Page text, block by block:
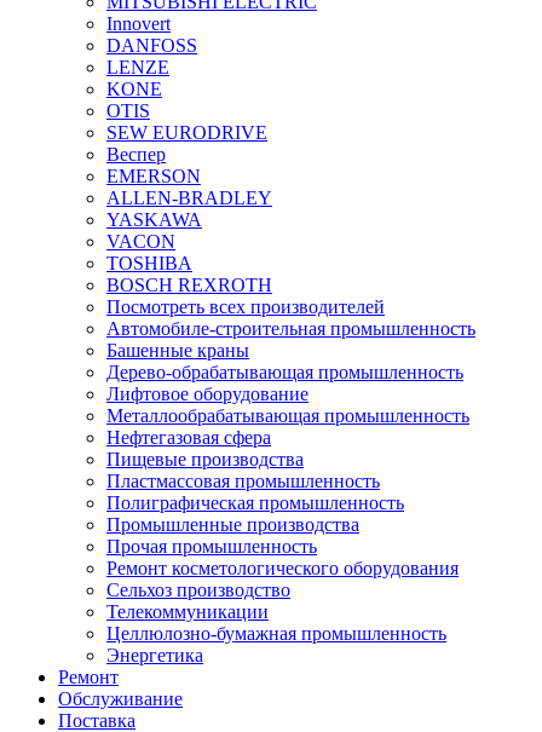
Innovert
DANFOSS
LENZE
KONE
OTIS
SEW EURODRIVE
Веспер
EMERSON
ALLEN-BRADLEY
YASKAWA
VACON
TOSHIBA
BOSCH REXROTH
Посмотреть всех производителей
Автомобиле-строительная промышленность
Башенные краны
Дерево-обрабатывающая промышленность
Лифтовое оборудование
Металлообрабатывающая промышленность
Нефтегазовая сфера
Пищевые производства
Пластмассовая промышленность
Полиграфическая промышленность
Промышленные производства
Прочая промышленность
Ремонт косметологического оборудования
Сельхоз производство
Телекоммуникации
Целлюлозно-бумажная промышленность
Энергетика
Ремонт
Обслуживание
Поставка